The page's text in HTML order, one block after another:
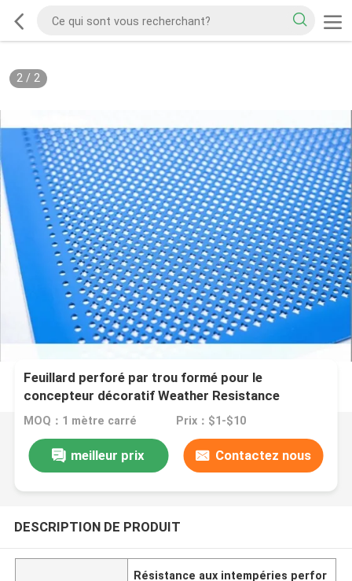
2/ 2
Feuillard perforé par trou formé pour le
concepteur décoratif Weather Resistance
MOQ：1 mètre carré Prix：$1-$10
meilleur prix Contactez nous
DESCRIPTION DE PRODUIT
Résistance aux intempéries perfor